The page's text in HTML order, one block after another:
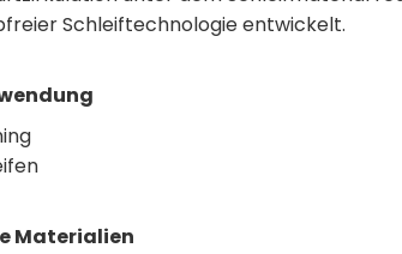
Schleiftechnologie entwickelt.
Materialien